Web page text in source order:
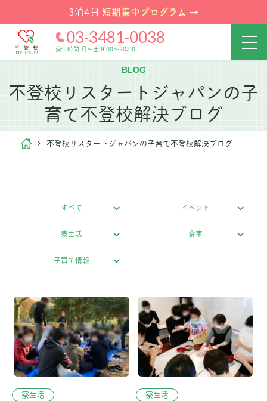
3泊4日 短期集中プログラム →
03-3481-0038
受付時間:月～土 9:00～20:00
BLOG
不登校リスタートジャパンの子
育て不登校解決ブログ
不登校リスタートジャパンの子育て不登校解決ブログ
すべて イベント
寮生活 食事
子育て情報
寮生活 寮生活